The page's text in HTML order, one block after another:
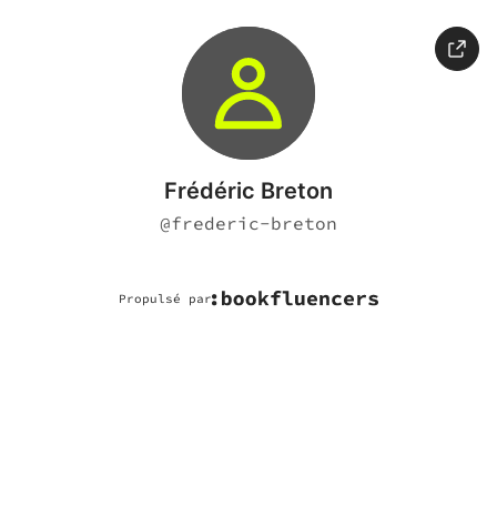
Frédéric Breton
@frederic-breton
Propulsé par